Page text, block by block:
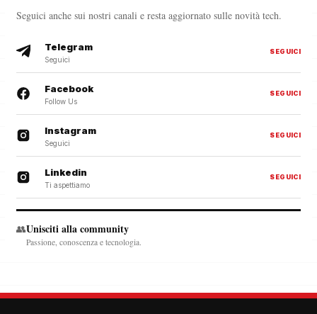
Seguici anche sui nostri canali e resta aggiornato sulle novità tech.
Telegram
Seguici
SEGUICI
Facebook
Follow Us
SEGUICI
Instagram
Seguici
SEGUICI
Linkedin
Ti aspettiamo
SEGUICI
👥Unisciti alla community
Passione, conoscenza e tecnologia.